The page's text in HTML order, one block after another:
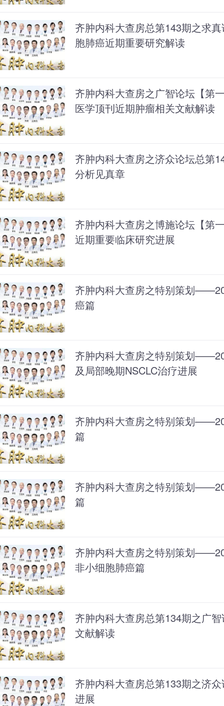
齐肿内科大查房总第143期之求
胞肺癌近期重要研究解读
齐肿内科大查房之广智论坛【第
医学顶刊近期肿瘤相关文献解读
齐肿内科大查房之济众论坛总第
分析见真章
齐肿内科大查房之博施论坛【第
近期重要临床研究进展
齐肿内科大查房之特别策划
癌篇
齐肿内科大查房之特别策划
及局部晚期NSCLC治疗进展
齐肿内科大查房之特别策划
篇
齐肿内科大查房之特别策划
篇
齐肿内科大查房之特别策划
非小细胞肺癌篇
齐肿内科大查房总第134期之广
文献解读
齐肿内科大查房总第133期之济
进展